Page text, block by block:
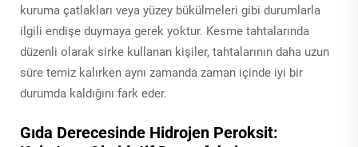
kuruma çatlakları veya yüzey bükülmeleri gibi durumlarla
ilgili endişe duymaya gerek yoktur. Kesme tahtalarında
düzenli olarak sirke kullanan kişiler, tahtalarının daha uzun
süre temiz kalırken aynı zamanda zaman içinde iyi bir
durumda kaldığını fark eder.
Gıda Derecesinde Hidrojen Peroksit: